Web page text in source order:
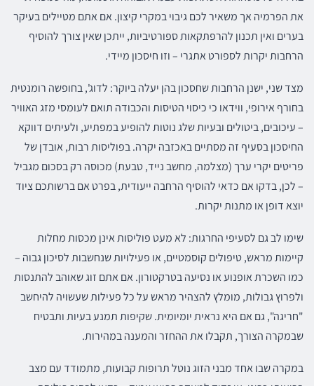
את הפרמיה אך משאיר לכם גיבוי במקרי קיצון. אם אתם מטיילים בעיקר
בערים ואין תכנון להרפתקאות ספורטיביות, ייתכן שאין צורך להוסיף
הרחבות יקרות לספורט אתגרי – וזו חיסכון מיידי.
מצד שני, ישנן הרחבות שחסכון בהן יעלה ביוקר: לדוג', בחופשה רומנטית
בחורף אירופי, ווידאו כי כיסוי הטיסות והכבודה תואם לעומסי מזג האוויר
– עיכובים, ביטולים ובעיות שלג נוטות להופיע במפתיע, ולעיתים דווקא
החיסכון בסעיף זה מסתיים באכזבה יקרה. בפוליסות רבות, אובדן של
פריטים יקרי ערך (מצלמה, מחשב נייד, טבעת) מכוסה רק בסכום מגביל
– לכן, בדקו אם כדאי להוסיף הרחבה ייעודית, בפרט אם ברשותכם ציוד
יוצא דופן או מתנות יקרות.
שימו לב גם לסעיפי החרגות: לא מעט פוליסות אינן מכסות מחלות
קיימות מראש, טיפולים קוסמטיים, או פעילויות שנחשבות לסיכון גבוה –
כמו השכרת אופנוע או נסיעה בטרקטורון. אם אתם זוג שאוהב להתנסות
ולפרוץ גבולות, מומלץ להצהיר מראש על כל פעילות שעשויה להיחשב
"חריגה", גם אם היא נראית יומיומית. שקיפות תמנע בעיות ותבטיח
שבמקרה הצורך, תקבלו את ההחזר והמענה במהירות.
במקרה שבו אחד מבני הזוג נוטל תרופות קבועות, מתמודד עם מצב